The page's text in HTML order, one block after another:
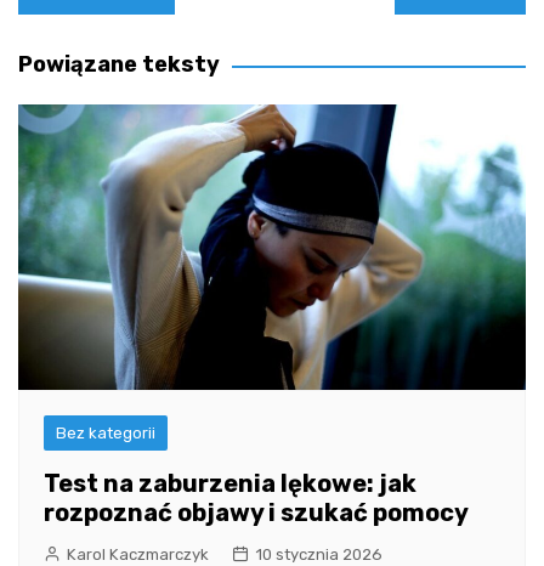
wpisu
Powiązane teksty
Bez kategorii
Test na zaburzenia lękowe: jak
rozpoznać objawy i szukać pomocy
Karol Kaczmarczyk 10 stycznia 2026